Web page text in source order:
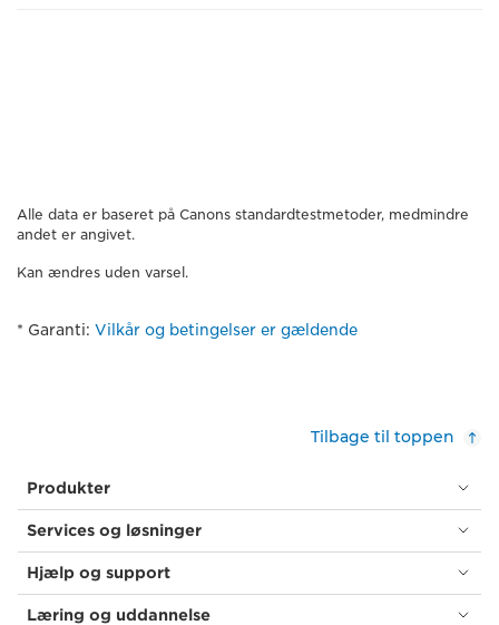
Alle data er baseret på Canons standardtestmetoder, medmindre
andet er angivet.
Kan ændres uden varsel.
* Garanti: Vilkår og betingelser er gældende
Tilbage til toppen
Produkter
Services og løsninger
Hjælp og support
Læring og uddannelse